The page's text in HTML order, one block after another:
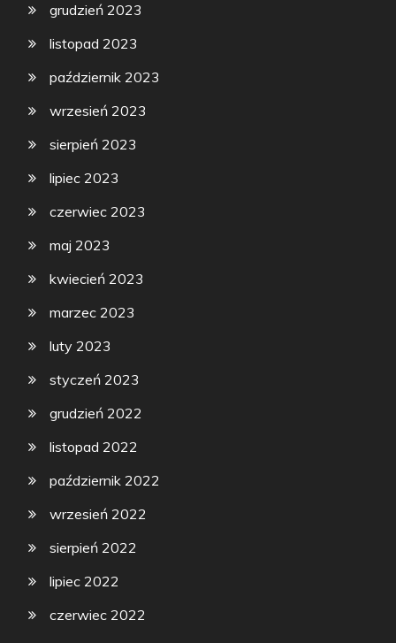
grudzień 2023
listopad 2023
październik 2023
wrzesień 2023
sierpień 2023
lipiec 2023
czerwiec 2023
maj 2023
kwiecień 2023
marzec 2023
luty 2023
styczeń 2023
grudzień 2022
listopad 2022
październik 2022
wrzesień 2022
sierpień 2022
lipiec 2022
czerwiec 2022